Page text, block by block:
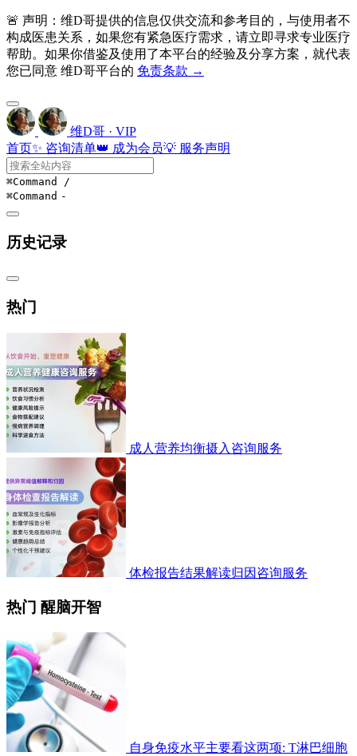
🚨 声明：维D哥提供的信息仅供交流和参考目的，与使用者不
构成医患关系，如果您有紧急医疗需求，请立即寻求专业医疗
帮助。如果你借鉴及使用了本平台的经验及分享方案，就代表
您已同意 维D哥平台的 免责条款 →
维D哥 · VIP
首页✨ 咨询清单👑 成为会员💡 服务声明
⌘Command /
⌘Command -
历史记录
热门
成人营养均衡摄入咨询服务
体检报告结果解读归因咨询服务
热门 醒脑开智
自身免疫水平主要看这两项: T淋巴细胞